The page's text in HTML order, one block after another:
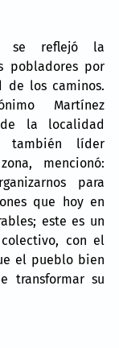
se reflejó la
pobladores por
de los caminos.
Martínez
la localidad
también líder
mencionó:
para
que hoy en
este es un
con el
el pueblo bien
transformar su